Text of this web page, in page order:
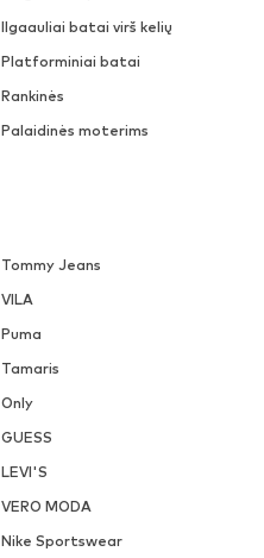
Ilgaauliai batai virš kelių
Platforminiai batai
Rankinės
Palaidinės moterims
Tommy Jeans
VILA
Puma
Tamaris
Only
GUESS
LEVI'S
VERO MODA
Nike Sportswear